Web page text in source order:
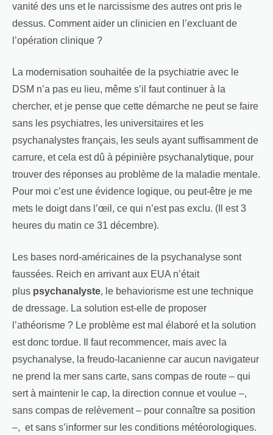
vanité des uns et le narcissisme des autres ont pris le
dessus. Comment aider un clinicien en l’excluant de
l’opération clinique ?
La modernisation souhaitée de la psychiatrie avec le
DSM n’a pas eu lieu, même s’il faut continuer à la
chercher, et je pense que cette démarche ne peut se faire
sans les psychiatres, les universitaires et les
psychanalystes français, les seuls ayant suffisamment de
carrure, et cela est dû à pépinière psychanalytique, pour
trouver des réponses au problème de la maladie mentale.
Pour moi c’est une évidence logique, ou peut-être je me
mets le doigt dans l’œil, ce qui n’est pas exclu. (Il est 3
heures du matin ce 31 décembre).
Les bases nord-américaines de la psychanalyse sont
faussées. Reich en arrivant aux EUA n’était
plus psychanalyste, le behaviorisme est une technique
de dressage. La solution est-elle de proposer
l’athéorisme ? Le problème est mal élaboré et la solution
est donc tordue. Il faut recommencer, mais avec la
psychanalyse, la freudo-lacanienne car aucun navigateur
ne prend la mer sans carte, sans compas de route – qui
sert à maintenir le cap, la direction connue et voulue –,
sans compas de relèvement – pour connaître sa position
–, et sans s’informer sur les conditions météorologiques.